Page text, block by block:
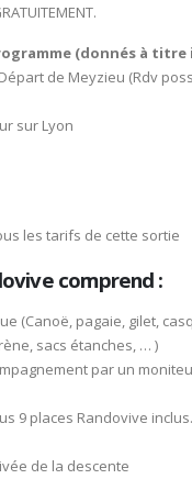
(donnés à titre
de Meyzieu (Rdv
sur Lyon
les tarifs de cette sortie
comprend :
(Canoë, pagaie, gilet,
sacs étanches, … )
par un
9 places Randovive
de la descente